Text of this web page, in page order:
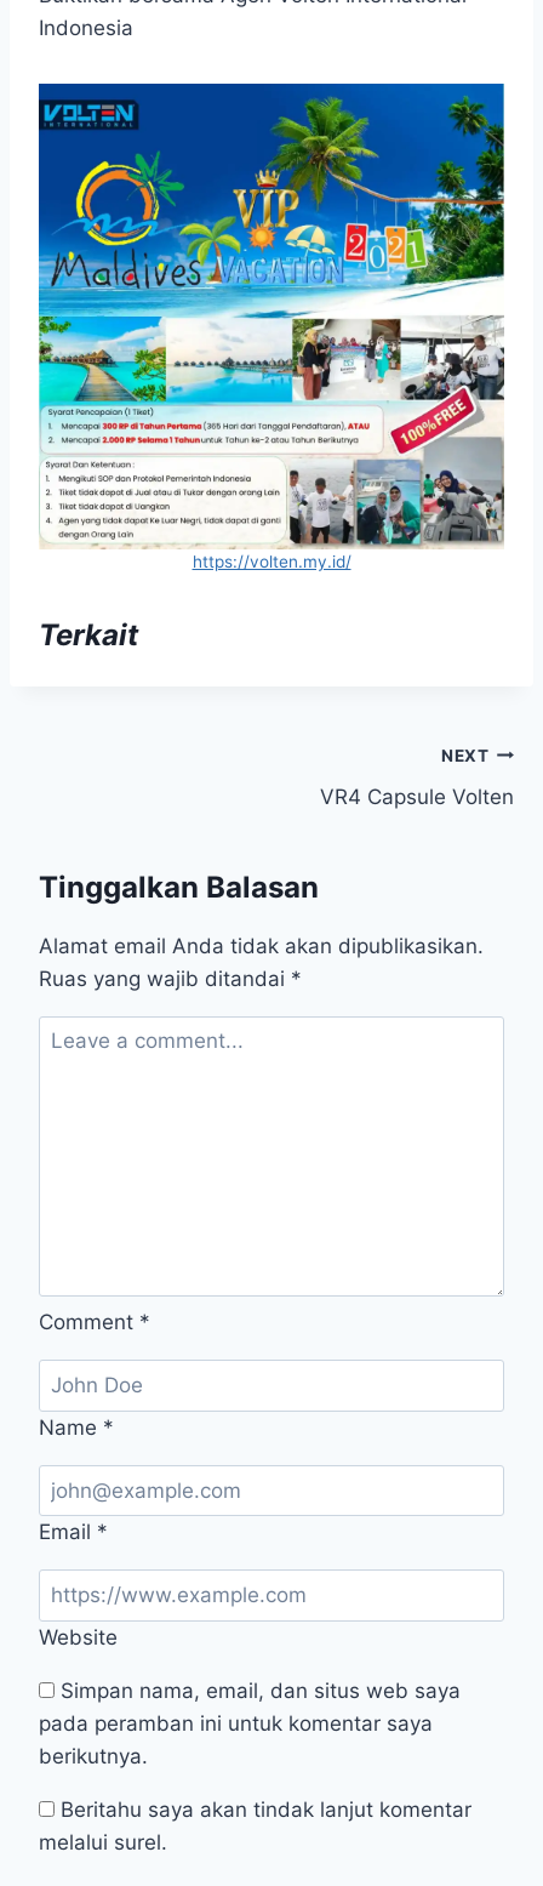
Indonesia
https://volten.my.id/
Terkait
NEXT
VR4 Capsule Volten
Tinggalkan Balasan
Alamat email Anda tidak akan dipublikasikan.
Ruas yang wajib ditandai *
Comment *
Name *
Email *
Website
Simpan nama, email, dan situs web saya
pada peramban ini untuk komentar saya
berikutnya.
Beritahu saya akan tindak lanjut komentar
melalui surel.